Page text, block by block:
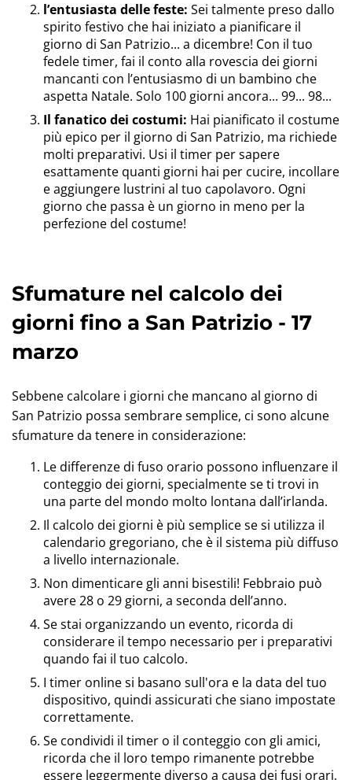
l’entusiasta delle feste: Sei talmente preso dallo
spirito festivo che hai iniziato a pianificare il
giorno di San Patrizio... a dicembre! Con il tuo
fedele timer, fai il conto alla rovescia dei giorni
mancanti con l’entusiasmo di un bambino che
aspetta Natale. Solo 100 giorni ancora... 99... 98...
Il fanatico dei costumi: Hai pianificato il costume
più epico per il giorno di San Patrizio, ma richiede
molti preparativi. Usi il timer per sapere
esattamente quanti giorni hai per cucire, incollare
e aggiungere lustrini al tuo capolavoro. Ogni
giorno che passa è un giorno in meno per la
perfezione del costume!
Sfumature nel calcolo dei
giorni fino a San Patrizio - 17
marzo
Sebbene calcolare i giorni che mancano al giorno di
San Patrizio possa sembrare semplice, ci sono alcune
sfumature da tenere in considerazione:
Le differenze di fuso orario possono influenzare il
conteggio dei giorni, specialmente se ti trovi in
una parte del mondo molto lontana dall’irlanda.
Il calcolo dei giorni è più semplice se si utilizza il
calendario gregoriano, che è il sistema più diffuso
a livello internazionale.
Non dimenticare gli anni bisestili! Febbraio può
avere 28 o 29 giorni, a seconda dell’anno.
Se stai organizzando un evento, ricorda di
considerare il tempo necessario per i preparativi
quando fai il tuo calcolo.
I timer online si basano sull'ora e la data del tuo
dispositivo, quindi assicurati che siano impostate
correttamente.
Se condividi il timer o il conteggio con gli amici,
ricorda che il loro tempo rimanente potrebbe
essere leggermente diverso a causa dei fusi orari.